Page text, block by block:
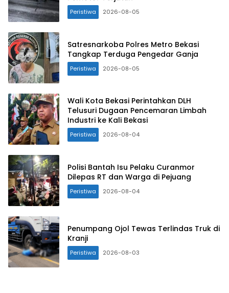
Peristiwa 2026-08-05
Satresnarkoba Polres Metro Bekasi
Tangkap Terduga Pengedar Ganja
Peristiwa 2026-08-05
Wali Kota Bekasi Perintahkan DLH
Telusuri Dugaan Pencemaran Limbah
Industri ke Kali Bekasi
Peristiwa 2026-08-04
Polisi Bantah Isu Pelaku Curanmor
Dilepas RT dan Warga di Pejuang
Peristiwa 2026-08-04
Penumpang Ojol Tewas Terlindas Truk di
Kranji
Peristiwa 2026-08-03